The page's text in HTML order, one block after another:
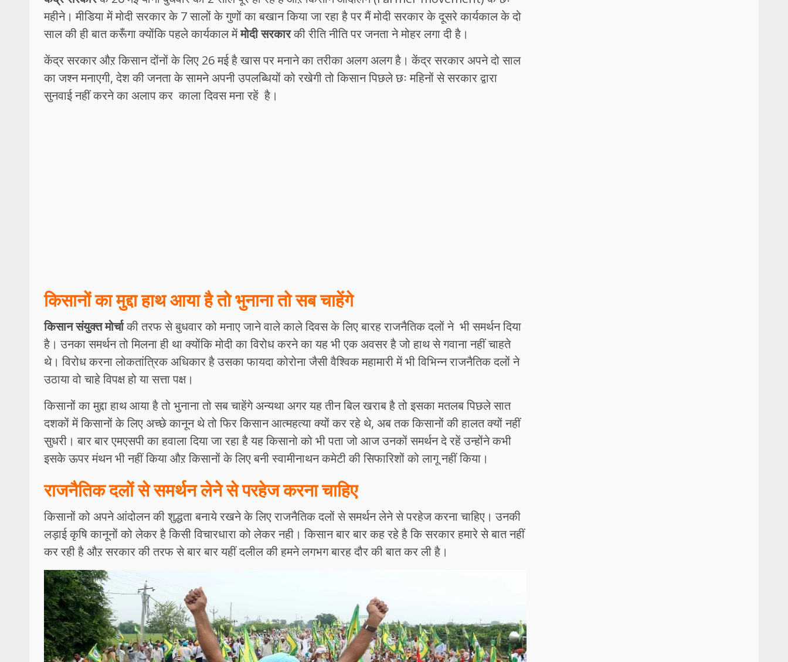
महीने। मीडिया में मोदी सरकार के 7 सालों के गुणों का बखान किया जा रहा है पर मैं मोदी सरकार के दूसरे कार्यकाल के दो
साल की ही बात करूँगा क्योंकि पहले कार्यकाल मेंमोदी सरकारकी रीति नीति पर जनता ने मोहर लगा दी है।
केंद्र सरकार औऱ किसान दोंनों के लिए 26 मई है खास पर मनाने का तरीका अलग अलग है। केंद्र सरकार अपने दो साल
का जश्न मनाएगी, देश की जनता के सामने अपनी उपलब्धियों को रखेगी तो किसान पिछले छः महिनों से सरकार द्वारा
सुनवाई नहीं करने का अलाप कर काला दिवस मना रहें है।
किसानों का मुद्दा हाथ आया है तो भुनाना तो सब चाहेंगे
किसान संयुक्त मोर्चाकी तरफ से बुधवार को मनाए जाने वाले काले दिवस के लिए बारह राजनैतिक दलों ने भी समर्थन दिया
है। उनका समर्थन तो मिलना ही था क्योंकि मोदी का विरोध करने का यह भी एक अवसर है जो हाथ से गवाना नहीं चाहते
थे। विरोध करना लोकतांत्रिक अधिकार है उसका फायदा कोरोना जैसी वैश्विक महामारी में भी विभिन्न राजनैतिक दलों ने
उठाया वो चाहे विपक्ष हो या सत्ता पक्ष।
किसानों का मुद्दा हाथ आया है तो भुनाना तो सब चाहेंगे अन्यथा अगर यह तीन बिल खराब है तो इसका मतलब पिछले सात
दशकों में किसानों के लिए अच्छे कानून थे तो फिर किसान आत्महत्या क्यों कर रहे थे, अब तक किसानों की हालत क्यों नहीं
सुधरी। बार बार एमएसपी का हवाला दिया जा रहा है यह किसानो को भी पता जो आज उनकों समर्थन दे रहें उन्होंने कभी
इसके ऊपर मंथन भी नहीं किया औऱ किसानों के लिए बनी स्वामीनाथन कमेटी की सिफारिशों को लागू नहीं किया।
राजनैतिक दलों से समर्थन लेने से परहेज करना चाहिए
किसानों को अपने आंदोलन की शुद्धता बनाये रखने के लिए राजनैतिक दलों से समर्थन लेने से परहेज करना चाहिए। उनकी
लड़ाई कृषि कानूनों को लेकर है किसी विचारधारा को लेकर नही। किसान बार बार कह रहे है कि सरकार हमारे से बात नहीं
कर रही है औऱ सरकार की तरफ से बार बार यहीं दलील की हमने लगभग बारह दौर की बात कर ली है।